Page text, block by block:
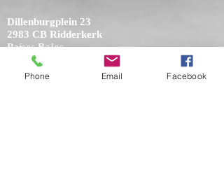
Dillenburgplein 23
2983 CB Ridderkerk
Países Bajos
KVK:55032052
Phone Email Facebook